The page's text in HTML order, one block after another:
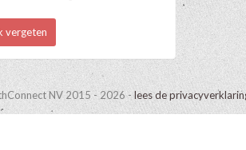
vergeten
NV 2015 - 2026 -lees de